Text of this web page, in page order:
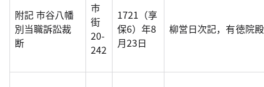
附記 市谷八幡
別当職訴訟裁
断
市
街
20-
242
1721（享
保6）年8
月23日
柳営日次記，有徳院